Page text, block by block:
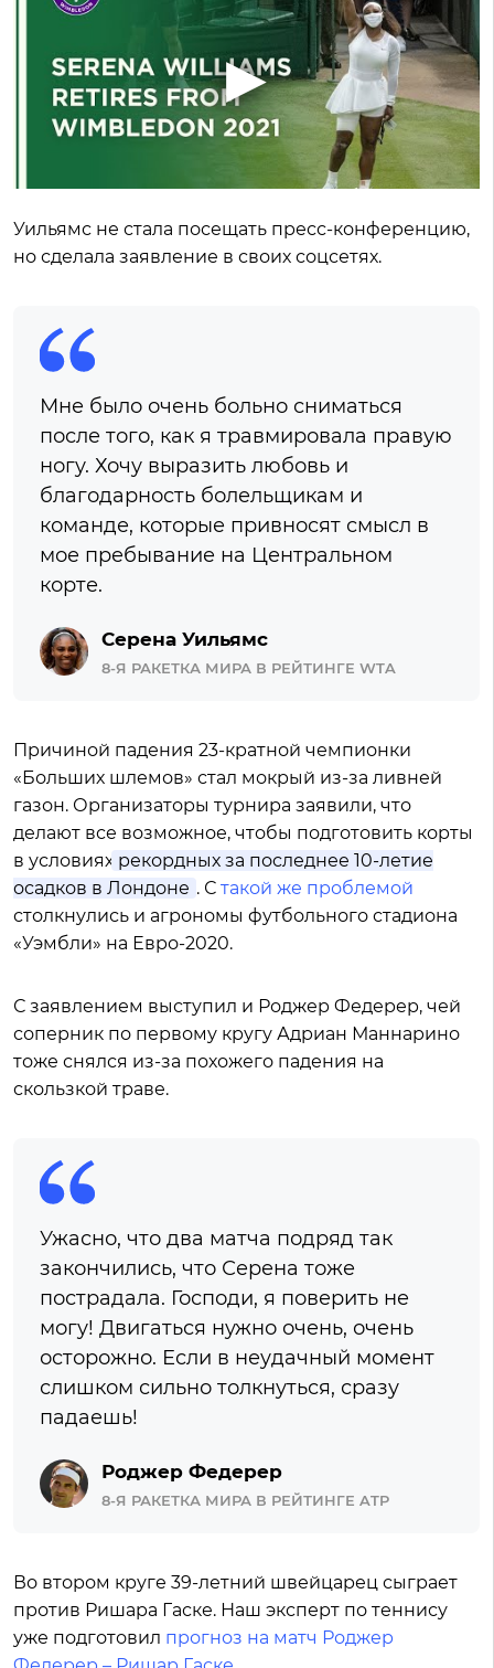
Уильямс не стала посещать пресс-конференцию,
но сделала заявление в своих соцсетях.
Мне было очень больно сниматься
после того, как я травмировала правую
ногу. Хочу выразить любовь и
благодарность болельщикам и
команде, которые привносят смысл в
мое пребывание на Центральном
корте.
Серена Уильямс
8-Я РАКЕТКА МИРА В РЕЙТИНГЕ WTA
Причиной падения 23-кратной чемпионки
«Больших шлемов» стал мокрый из-за ливней
газон. Организаторы турнира заявили, что
делают все возможное, чтобы подготовить корты
в условиях рекордных за последнее 10-летие
осадков в Лондоне . С такой же проблемой
столкнулись и агрономы футбольного стадиона
«Уэмбли» на Евро-2020.
С заявлением выступил и Роджер Федерер, чей
соперник по первому кругу Адриан Маннарино
тоже снялся из-за похожего падения на
скользкой траве.
Ужасно, что два матча подряд так
закончились, что Серена тоже
пострадала. Господи, я поверить не
могу! Двигаться нужно очень, очень
осторожно. Если в неудачный момент
слишком сильно толкнуться, сразу
падаешь!
Роджер Федерер
8-Я РАКЕТКА МИРА В РЕЙТИНГЕ ATP
Во втором круге 39-летний швейцарец сыграет
против Ришара Гаске. Наш эксперт по теннису
уже подготовил прогноз на матч Роджер